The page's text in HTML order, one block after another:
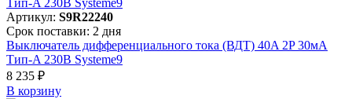
Артикул: S9R22240
Срок поставки: 2 дня
Выключатель дифференциального тока (ВДТ) 40A 2P 30мА
Тип-A 230В Systeme9
8 235 ₽
В корзинy